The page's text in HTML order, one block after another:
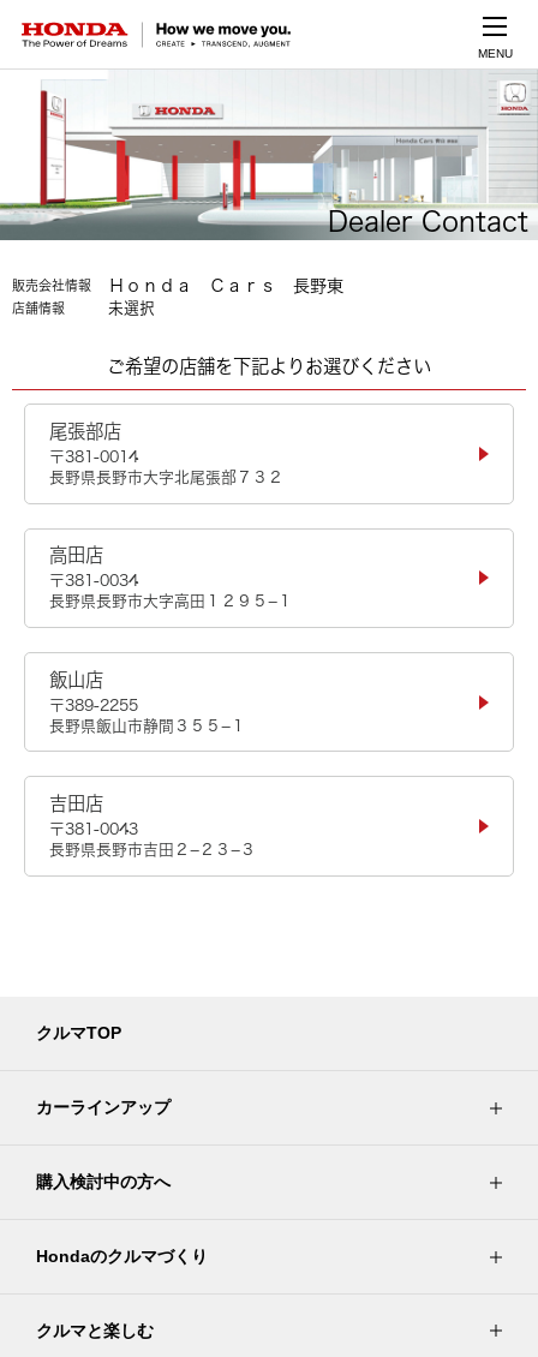
MENU
Dealer Contact
販売会社情報 Ｈｏｎｄａ Ｃａｒｓ 長野東
店舗情報 未選択
ご希望の店舗を下記よりお選びください
尾張部店
〒381-0014
長野県長野市大字北尾張部７３２
高田店
〒381-0034
長野県長野市大字高田１２９５−１
飯山店
〒389-2255
長野県飯山市静間３５５−１
吉田店
〒381-0043
長野県長野市吉田２−２３−３
クルマTOP
カーラインアップ
購入検討中の方へ
Hondaのクルマづくり
クルマと楽しむ